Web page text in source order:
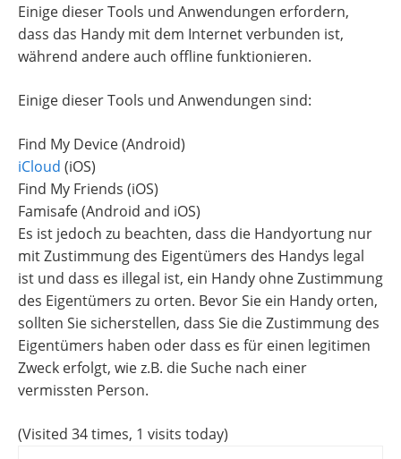
Einige dieser Tools und Anwendungen erfordern,
dass das Handy mit dem Internet verbunden ist,
während andere auch offline funktionieren.
Einige dieser Tools und Anwendungen sind:
Find My Device (Android)
iCloud (iOS)
Find My Friends (iOS)
Famisafe (Android and iOS)
Es ist jedoch zu beachten, dass die Handyortung nur
mit Zustimmung des Eigentümers des Handys legal
ist und dass es illegal ist, ein Handy ohne Zustimmung
des Eigentümers zu orten. Bevor Sie ein Handy orten,
sollten Sie sicherstellen, dass Sie die Zustimmung des
Eigentümers haben oder dass es für einen legitimen
Zweck erfolgt, wie z.B. die Suche nach einer
vermissten Person.
(Visited 34 times, 1 visits today)